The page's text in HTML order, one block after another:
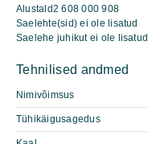
Alustald2 608 000 908
Saelehte(sid) ei ole lisatud
Saelehe juhikut ei ole lisatud
Tehnilised andmed
Nimivõimsus
Tühikäigusagedus